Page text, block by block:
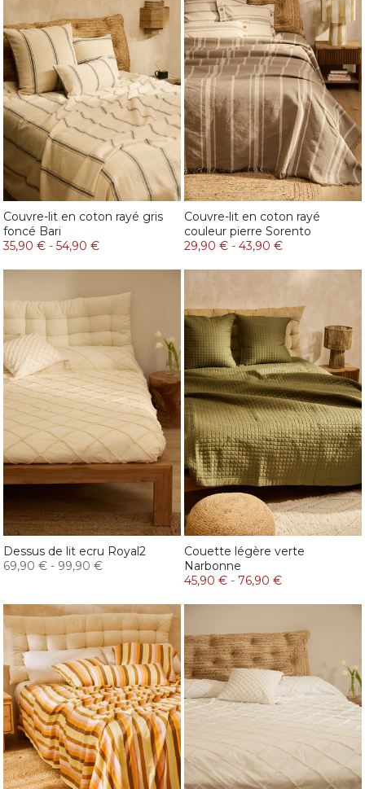
Couvre-lit en coton rayé gris
foncé Bari
35,90 € - 54,90 €
Couvre-lit en coton rayé
couleur pierre Sorento
29,90 € - 43,90 €
Dessus de lit ecru Royal2
69,90 € - 99,90 €
Couette légère verte
Narbonne
45,90 € - 76,90 €